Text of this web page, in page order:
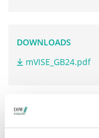
DOWNLOADS
mVISE_GB24.pdf
WEITERFÜHRENDE